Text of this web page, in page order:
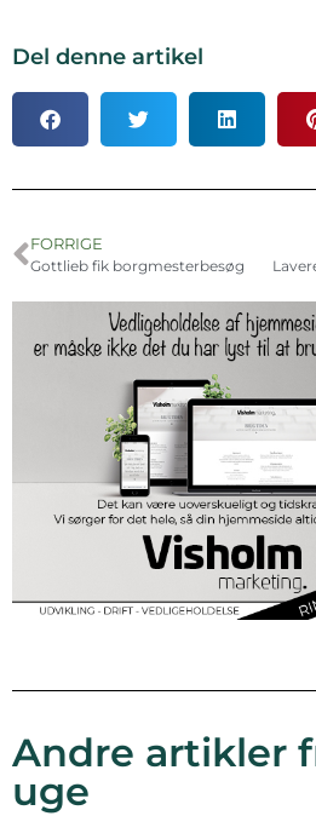
Del denne artikel
FORRIGE
Gottlieb fik borgmesterbesøg
Andre artikler
uge